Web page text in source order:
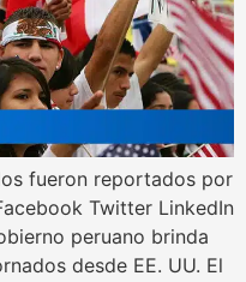
fueron reportados por
Twitter LinkedIn
peruano brinda
desde EE. UU. El